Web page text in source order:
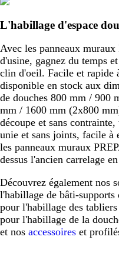
L'habillage d'espace
Avec les panneaux
d'usine, gagnez du temps
clin d'oeil. Facile et rapide
disponible en stock aux
de douches 800 mm / 900
mm / 1600 mm (2x800
découpe et sans
unie et sans joints, facile à
les panneaux muraux
dessus l'ancien carrelage
Découvrez également nos
l'habillage de bâti-supports
pour l'habillage des
pour l'habillage de la
et nos accessoires et